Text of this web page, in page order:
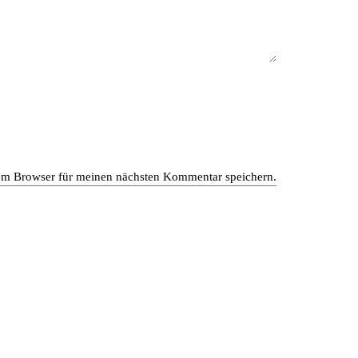
Browser für meinen nächsten Kommentar speichern.
gewerblichen und privaten Bereich. Das moderne
Zusammenspiel unseres interdisziplinären Teams
kreieren besondere Räume nach den Wünschen